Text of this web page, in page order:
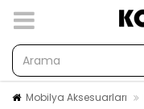
Mobilya Aksesuarları